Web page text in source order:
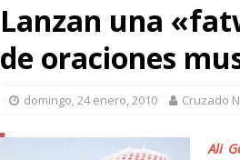
Lanzan una
de oraciones
domingo, 24 enero, 2010 Cruzado
Ali